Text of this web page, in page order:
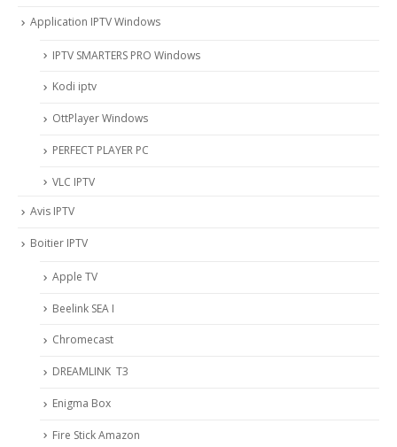
Application IPTV Windows
IPTV SMARTERS PRO Windows
Kodi iptv
OttPlayer Windows
PERFECT PLAYER PC
VLC IPTV
Avis IPTV
Boitier IPTV
Apple TV
Beelink SEA I
Chromecast
DREAMLINK T3
Enigma Box
Fire Stick Amazon